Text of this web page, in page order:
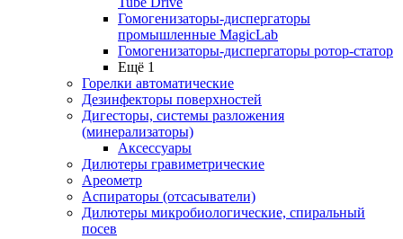
Гомогенизаторы-диспергаторы
промышленные MagicLab
Гомогенизаторы-диспергаторы ротор-статор
Ещё 1
Горелки автоматические
Дезинфекторы поверхностей
Дигесторы, системы разложения
(минерализаторы)
Аксессуары
Дилютеры гравиметрические
Ареометр
Аспираторы (отсасыватели)
Дилютеры микробиологические, спиральный
посев